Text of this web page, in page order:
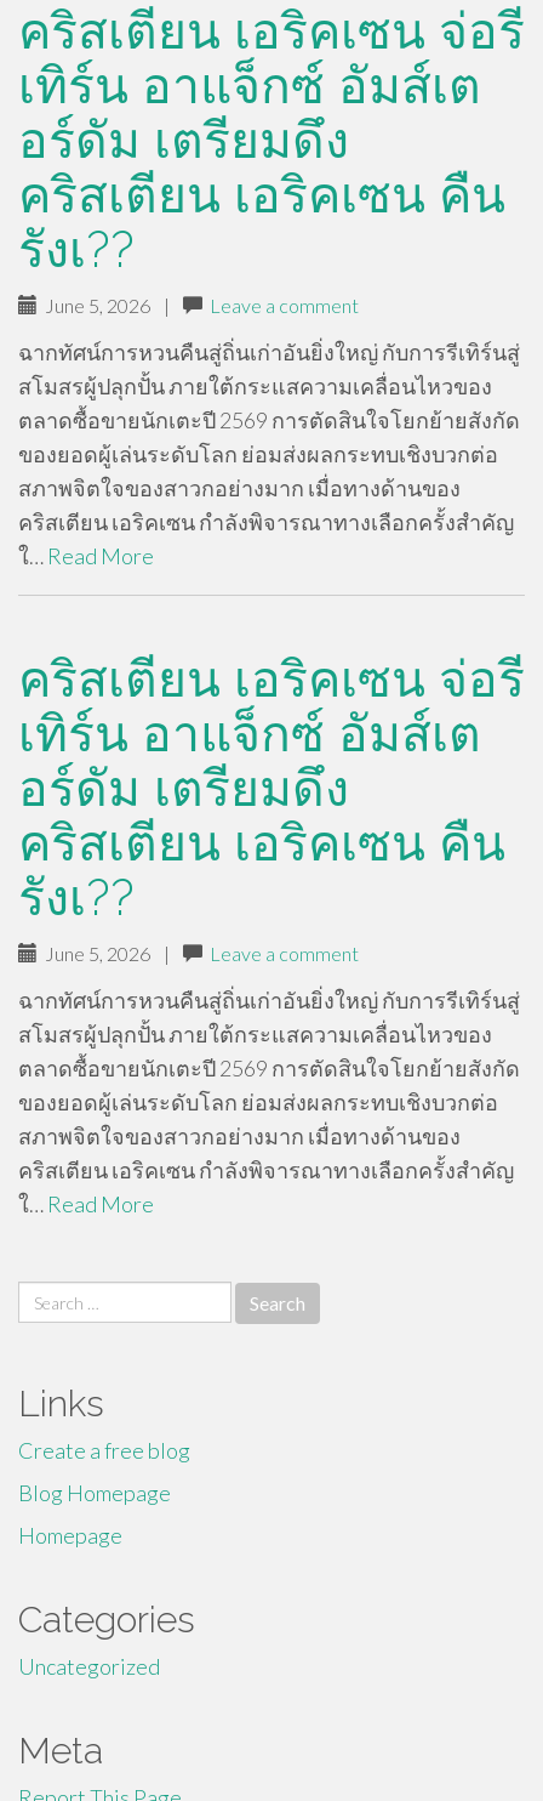
คริสเตียน เอริคเซน จ่อรี
เทิร์น อาแจ็กซ์ อัมส์เต
อร์ดัม เตรียมดึง
คริสเตียน เอริคเซน คืน
รังเ??
June 5, 2026 | Leave a comment
ฉากทัศน์การหวนคืนสู่ถิ่นเก่าอันยิ่งใหญ่ กับการรีเทิร์นสู่
สโมสรผู้ปลุกปั้น ภายใต้กระแสความเคลื่อนไหวของ
ตลาดซื้อขายนักเตะปี 2569 การตัดสินใจโยกย้ายสังกัด
ของยอดผู้เล่นระดับโลก ย่อมส่งผลกระทบเชิงบวกต่อ
สภาพจิตใจของสาวกอย่างมาก เมื่อทางด้านของ
คริสเตียน เอริคเซน กำลังพิจารณาทางเลือกครั้งสำคัญ
ใ… Read More
คริสเตียน เอริคเซน จ่อรี
เทิร์น อาแจ็กซ์ อัมส์เต
อร์ดัม เตรียมดึง
คริสเตียน เอริคเซน คืน
รังเ??
June 5, 2026 | Leave a comment
ฉากทัศน์การหวนคืนสู่ถิ่นเก่าอันยิ่งใหญ่ กับการรีเทิร์นสู่
สโมสรผู้ปลุกปั้น ภายใต้กระแสความเคลื่อนไหวของ
ตลาดซื้อขายนักเตะปี 2569 การตัดสินใจโยกย้ายสังกัด
ของยอดผู้เล่นระดับโลก ย่อมส่งผลกระทบเชิงบวกต่อ
สภาพจิตใจของสาวกอย่างมาก เมื่อทางด้านของ
คริสเตียน เอริคเซน กำลังพิจารณาทางเลือกครั้งสำคัญ
ใ… Read More
Search
for:
Links
Create a free blog
Blog Homepage
Homepage
Categories
Uncategorized
Meta